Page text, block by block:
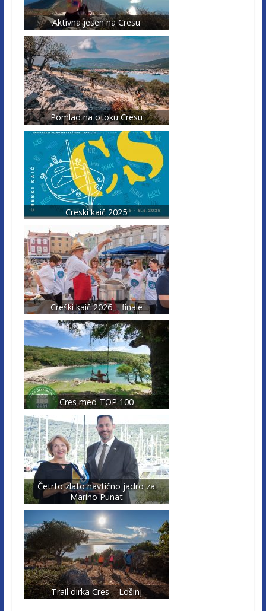
Aktivna jesen na Cresu
Pomlad na otoku Cresu
Creski kaič 2025
Creški kaič 2026 – finale
Cres med TOP 100
Četrto zlato navtično jadro za
Marino Punat
Trail dirka Cres – Lošinj